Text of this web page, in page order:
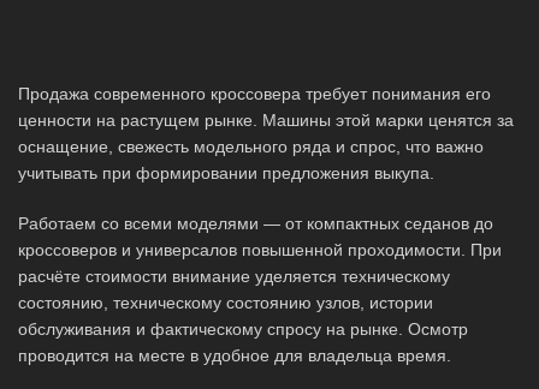
Продажа современного кроссовера требует понимания его
ценности на растущем рынке. Машины этой марки ценятся за
оснащение, свежесть модельного ряда и спрос, что важно
учитывать при формировании предложения выкупа.
Работаем со всеми моделями — от компактных седанов до
кроссоверов и универсалов повышенной проходимости. При
расчёте стоимости внимание уделяется техническому
состоянию, техническому состоянию узлов, истории
обслуживания и фактическому спросу на рынке. Осмотр
проводится на месте в удобное для владельца время.